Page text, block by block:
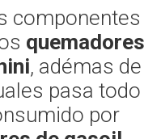
componentes
quemadores
, adémas de
pasa todo
por